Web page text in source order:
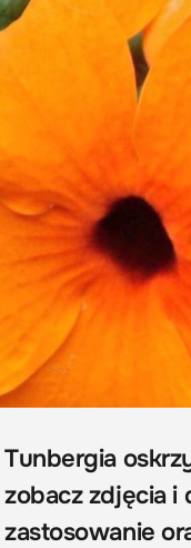
Tunbergia
zobacz zdjęcia i
zastosowanie